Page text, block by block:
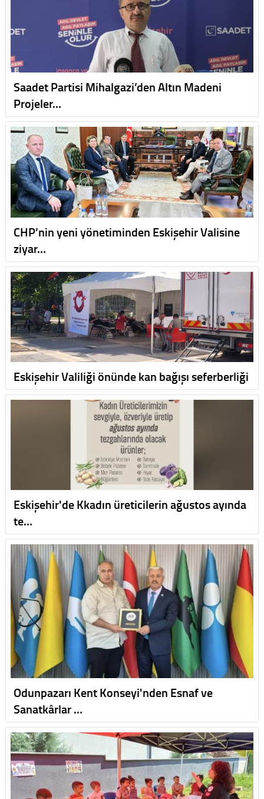
Saadet Partisi Mihalgazi’den Altın Madeni
Projeler…
CHP’nin yeni yönetiminden Eskişehir Valisine
ziyar…
Eskişehir Valiliği önünde kan bağışı seferberliği
Eskişehir'de Kkadın üreticilerin ağustos ayında
te…
Odunpazarı Kent Konseyi'nden Esnaf ve
Sanatkârlar …